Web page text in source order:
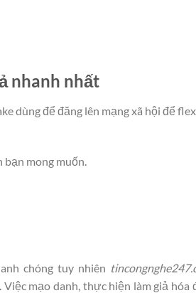
nhanh nhất
dùng để đăng lên mạng xã hội để
mong muốn.
chóng tuy nhiên
mạo danh, thực hiện làm giả hóa